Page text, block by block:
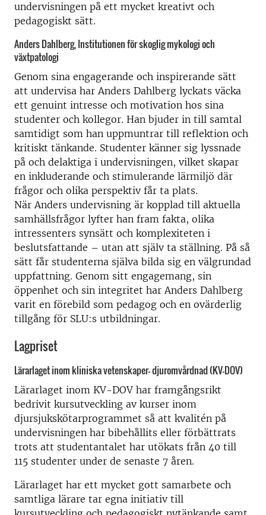
undervisningen på ett mycket kreativt och
pedagogiskt sätt.
Anders Dahlberg, Institutionen för skoglig mykologi och
växtpatologi
Genom sina engagerande och inspirerande sätt
att undervisa har Anders Dahlberg lyckats väcka
ett genuint intresse och motivation hos sina
studenter och kollegor. Han bjuder in till samtal
samtidigt som han uppmuntrar till reflektion och
kritiskt tänkande. Studenter känner sig lyssnade
på och delaktiga i undervisningen, vilket skapar
en inkluderande och stimulerande lärmiljö där
frågor och olika perspektiv får ta plats.
När Anders undervisning är kopplad till aktuella
samhällsfrågor lyfter han fram fakta, olika
intressenters synsätt och komplexiteten i
beslutsfattande – utan att själv ta ställning. På så
sätt får studenterna själva bilda sig en välgrundad
uppfattning. Genom sitt engagemang, sin
öppenhet och sin integritet har Anders Dahlberg
varit en förebild som pedagog och en ovärderlig
tillgång för SLU:s utbildningar.
Lagpriset
Lärarlaget inom kliniska vetenskaper- djuromvårdnad (KV-DOV)
Lärarlaget inom KV-DOV har framgångsrikt
bedrivit kursutveckling av kurser inom
djursjukskötarprogrammet så att kvalitén på
undervisningen har bibehållits eller förbättrats
trots att studentantalet har utökats från 40 till
115 studenter under de senaste 7 åren.
Lärarlaget har ett mycket gott samarbete och
samtliga lärare tar egna initiativ till